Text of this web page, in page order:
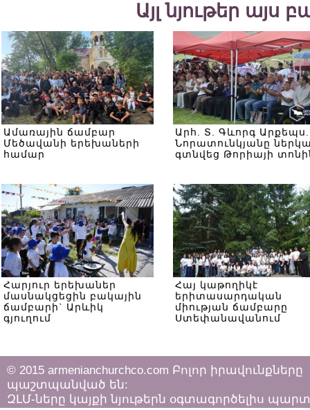
Այլ նյութեր այս
Ամառային ճամբար
Մեծավանի երեխաների
համար
Արհ. Տ. Գևորգ Արքեպս.
Նորատունկյանը
գտնվեց Թորիայի
Հարյուր երեխաներ
մասնակցեցին բակային
ճամբարի` Արևիկ
գյուղում
Հայ կաթողիկէ
երիտասարդական
միության ճամբարը
Ստեփանավանում
© 2015 armenianchurchco.com Բոլոր իրավունքները
պաշտպանված են:
ԶԼՄ-ները կայքի նյութերն օգտագործելիս